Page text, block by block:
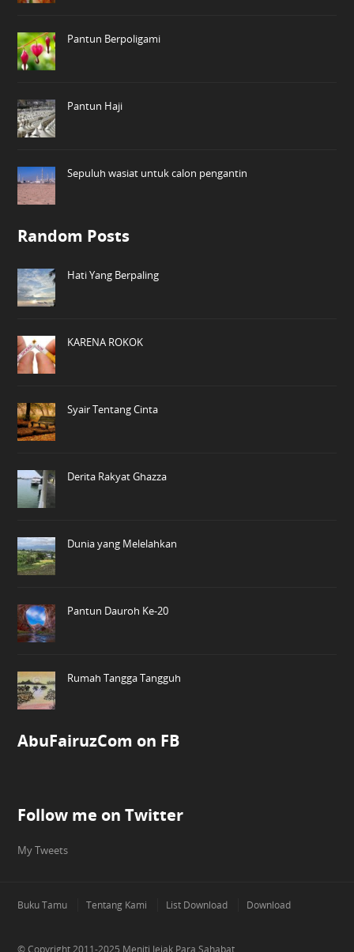
Pantun Berpoligami
Pantun Haji
Sepuluh wasiat untuk calon pengantin
Random Posts
Hati Yang Berpaling
KARENA ROKOK
Syair Tentang Cinta
Derita Rakyat Ghazza
Dunia yang Melelahkan
Pantun Dauroh Ke-20
Rumah Tangga Tangguh
AbuFairuzCom on FB
Follow me on Twitter
My Tweets
Buku Tamu Tentang Kami List Download Download
© Copyright 2011-2025 Meniti Jejak Para Sahabat